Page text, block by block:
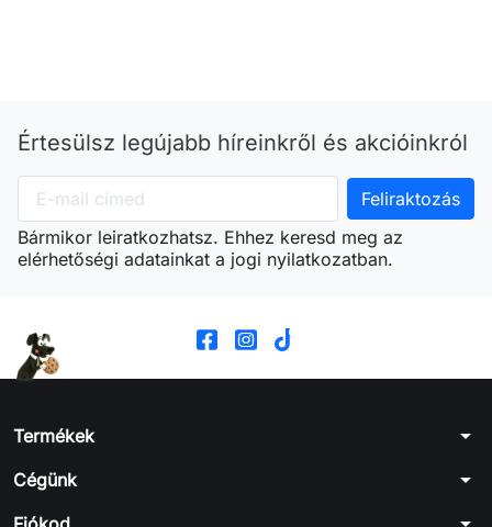
Értesülsz legújabb híreinkről és akcióinkról
Bármikor leiratkozhatsz. Ehhez keresd meg az
elérhetőségi adatainkat a jogi nyilatkozatban.
Termékek arrow_drop_down
Cégünk arrow_drop_down